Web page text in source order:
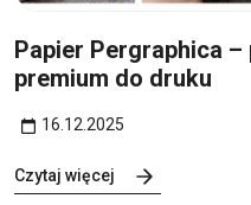
Papier Pergraphica
premium do druku
16.12.2025
Czytaj więcej